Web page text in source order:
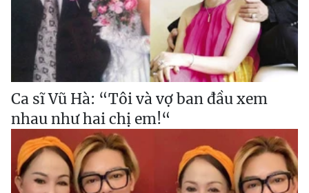
Ca sĩ Vũ Hà: “Tôi và vợ ban đầu xem
nhau như hai chị em!“